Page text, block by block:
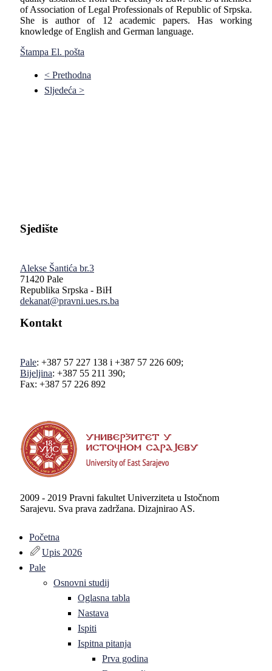
of Association of Legal Professionals of Republic of Srpska.
She is author of 12 academic papers. Has working
knowledge of English and German language.
Štampa El. pošta
< Prethodna
Sljedeća >
Sjedište
Alekse Šantića br.3
71420 Pale
Republika Srpska - BiH
dekanat@pravni.ues.rs.ba
Kontakt
Pale: +387 57 227 138 i +387 57 226 609;
Bijeljina: +387 55 211 390;
Fax: +387 57 226 892
2009 - 2019 Pravni fakultet Univerziteta u Istočnom
Sarajevu. Sva prava zadržana. Dizajnirao AS.
Početna
Upis 2026
Pale
Osnovni studij
Oglasna tabla
Nastava
Ispiti
Ispitna pitanja
Prva godina